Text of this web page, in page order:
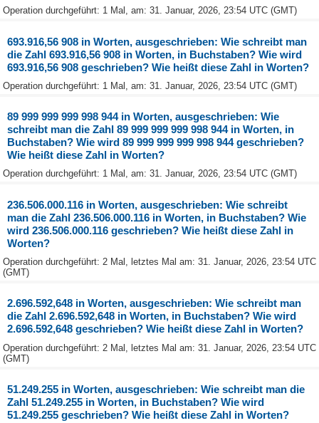
Operation durchgeführt: 1 Mal, am: 31. Januar, 2026, 23:54 UTC (GMT)
693.916,56 908 in Worten, ausgeschrieben: Wie schreibt man
die Zahl 693.916,56 908 in Worten, in Buchstaben? Wie wird
693.916,56 908 geschrieben? Wie heißt diese Zahl in Worten?
Operation durchgeführt: 1 Mal, am: 31. Januar, 2026, 23:54 UTC (GMT)
89 999 999 999 998 944 in Worten, ausgeschrieben: Wie
schreibt man die Zahl 89 999 999 999 998 944 in Worten, in
Buchstaben? Wie wird 89 999 999 999 998 944 geschrieben?
Wie heißt diese Zahl in Worten?
Operation durchgeführt: 1 Mal, am: 31. Januar, 2026, 23:54 UTC (GMT)
236.506.000.116 in Worten, ausgeschrieben: Wie schreibt
man die Zahl 236.506.000.116 in Worten, in Buchstaben? Wie
wird 236.506.000.116 geschrieben? Wie heißt diese Zahl in
Worten?
Operation durchgeführt: 2 Mal, letztes Mal am: 31. Januar, 2026, 23:54 UTC
(GMT)
2.696.592,648 in Worten, ausgeschrieben: Wie schreibt man
die Zahl 2.696.592,648 in Worten, in Buchstaben? Wie wird
2.696.592,648 geschrieben? Wie heißt diese Zahl in Worten?
Operation durchgeführt: 2 Mal, letztes Mal am: 31. Januar, 2026, 23:54 UTC
(GMT)
51.249.255 in Worten, ausgeschrieben: Wie schreibt man die
Zahl 51.249.255 in Worten, in Buchstaben? Wie wird
51.249.255 geschrieben? Wie heißt diese Zahl in Worten?